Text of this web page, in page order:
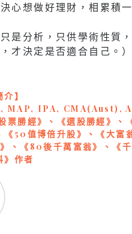
心想做好理財，相累積
只是分析，只供學術性質
才決定是否適合自己。）
】
MAP, IPA, CMA(Aust),
票勝經》、《選股勝經》
《50值博倍升股》、《大
、《80後千萬富翁》、《
》作者